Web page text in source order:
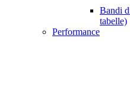
Bandi
tabelle)
Performance